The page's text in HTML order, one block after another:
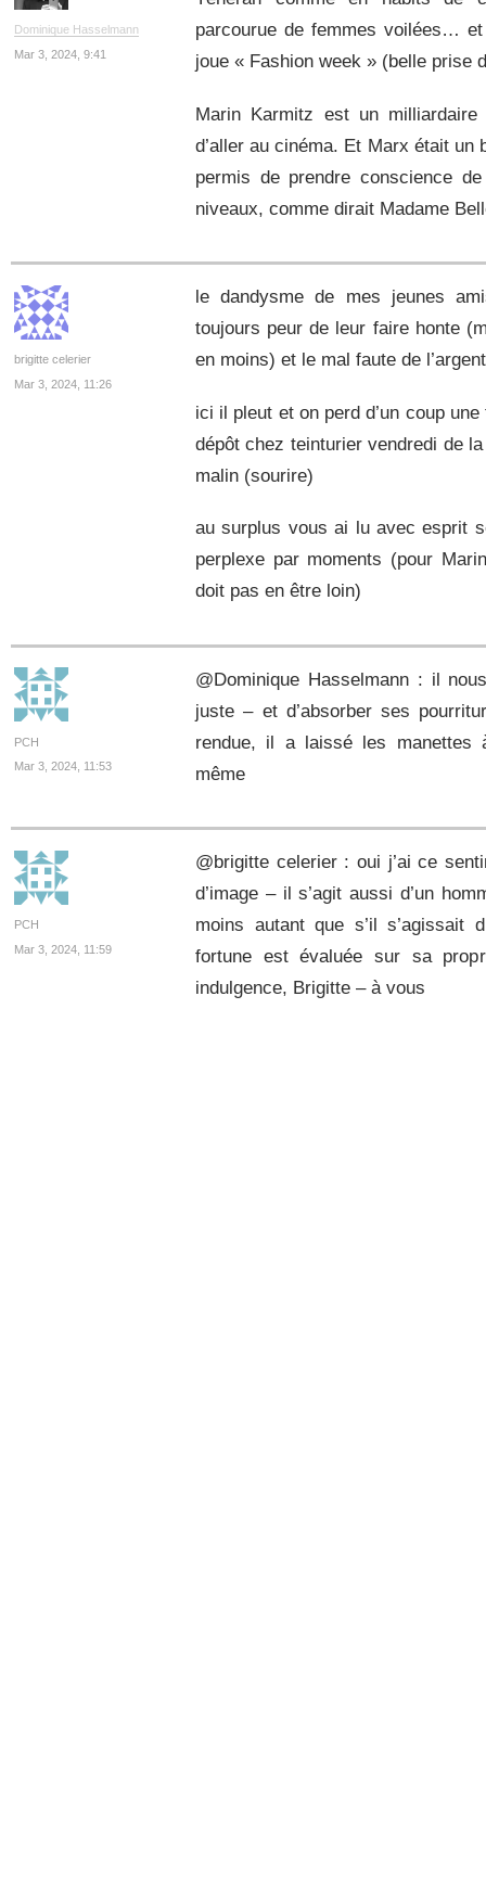
Dominique Hasselmann
Mar 3, 2024, 9:41
parcourue de femmes voilées…
joue « Fashion week » (belle
Marin Karmitz est un
d’aller au cinéma. Et Marx était un
permis de prendre conscience
niveaux, comme dirait Madame
brigitte celerier
Mar 3, 2024, 11:26
le dandysme de mes jeunes
toujours peur de leur faire honte
en moins) et le mal faute de
ici il pleut et on perd d’un coup
dépôt chez teinturier vendredi de
malin (sourire)
au surplus vous ai lu avec esprit
perplexe par moments (pour
doit pas en être loin)
PCH
Mar 3, 2024, 11:53
@Dominique Hasselmann : il
juste – et d’absorber ses
rendue, il a laissé les manettes
même
PCH
Mar 3, 2024, 11:59
@brigitte celerier : oui j’ai ce
d’image – il s’agit aussi d’un
moins autant que s’il s’agissait
fortune est évaluée sur sa
indulgence, Brigitte – à vous